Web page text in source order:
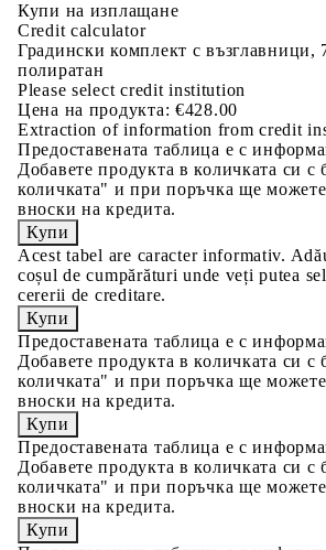
Купи на изплащане
Credit calculator
Градински комплект с възглавници,
полиратан
Please select credit institution
Цена на продукта: €428.00
Extraction of information from credit
Предоставената таблица е с
Добавете продукта в количката си с
количката" и при поръчка ще можете
вноски на кредита.
Acest tabel are caracter informativ.
coșul de cumpărături unde veți putea
cererii de creditare.
Предоставената таблица е с
Добавете продукта в количката си с
количката" и при поръчка ще можете
вноски на кредита.
Предоставената таблица е с
Добавете продукта в количката си с
количката" и при поръчка ще можете
вноски на кредита.